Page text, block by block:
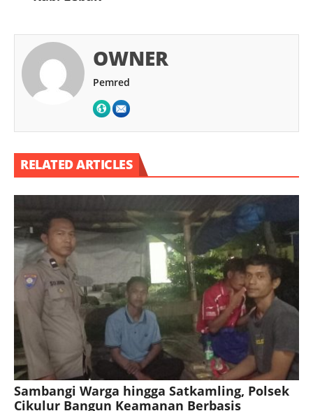
OWNER
Pemred
RELATED ARTICLES
Sambangi Warga hingga Satkamling, Polsek
Cikulur Bangun Keamanan Berbasis